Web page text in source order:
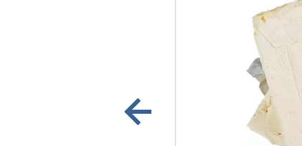
Visa föregående bild